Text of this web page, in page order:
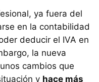
ya fuera del
en la contabilidad
deducir el IVA en
la nueva
cambios que
y hace más